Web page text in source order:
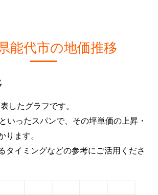
能代市の地価推移
したグラフです。
いったスパンで、その坪単価の上昇・
ます。
タイミングなどの参考にご活用くださ